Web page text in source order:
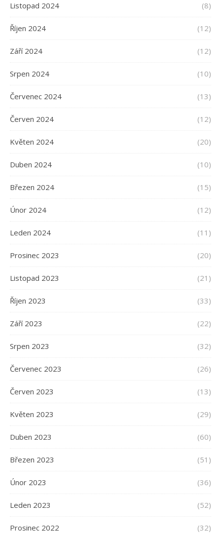
Listopad 2024 (8)
Říjen 2024 (12)
Září 2024 (12)
Srpen 2024 (10)
Červenec 2024 (13)
Červen 2024 (12)
Květen 2024 (20)
Duben 2024 (10)
Březen 2024 (15)
Únor 2024 (12)
Leden 2024 (11)
Prosinec 2023 (20)
Listopad 2023 (21)
Říjen 2023 (33)
Září 2023 (22)
Srpen 2023 (32)
Červenec 2023 (26)
Červen 2023 (13)
Květen 2023 (29)
Duben 2023 (60)
Březen 2023 (51)
Únor 2023 (36)
Leden 2023 (52)
Prosinec 2022 (32)